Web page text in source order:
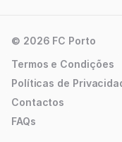
© 2026 FC Porto
Termos e Condições
Políticas de
Contactos
FAQs